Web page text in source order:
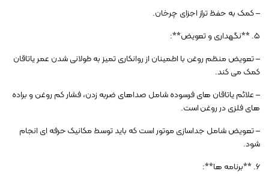
– کمک به حفظ تراز اجزای چرخان.
5. **نگهداری و تعویض**:
– تعویض منظم روغن با اطمینان از روانکاری تمیز به طولانی شدن عمر یاتاقان
کمک می کند.
– علائم یاتاقان های فرسوده شامل صداهای ضربه زدن، فشار کم روغن و براده
های فلزی در روغن است.
– تعویض شامل جداسازی موتور است که باید توسط مکانیک حرفه ای انجام
شود.
6. **برنامه ها**: